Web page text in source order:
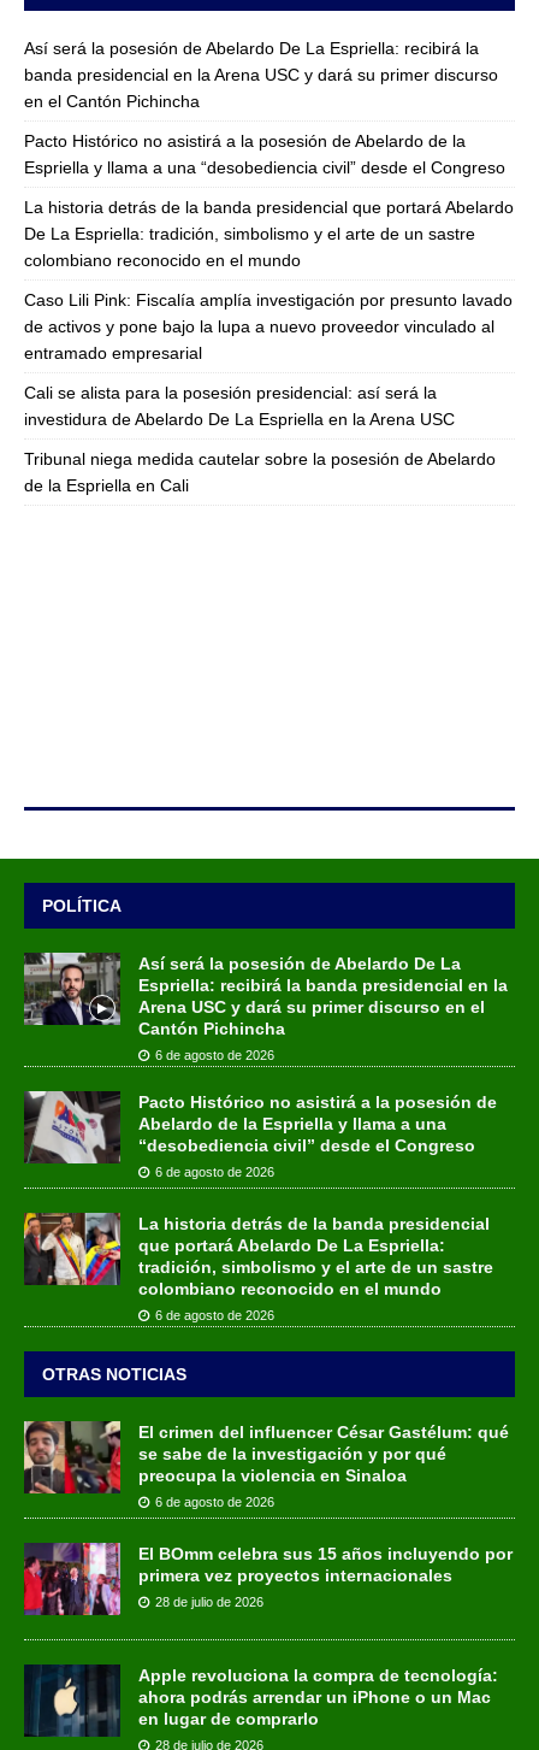
Así será la posesión de Abelardo De La Espriella: recibirá la
banda presidencial en la Arena USC y dará su primer discurso
en el Cantón Pichincha
Pacto Histórico no asistirá a la posesión de Abelardo de la
Espriella y llama a una “desobediencia civil” desde el Congreso
La historia detrás de la banda presidencial que portará Abelardo
De La Espriella: tradición, simbolismo y el arte de un sastre
colombiano reconocido en el mundo
Caso Lili Pink: Fiscalía amplía investigación por presunto lavado
de activos y pone bajo la lupa a nuevo proveedor vinculado al
entramado empresarial
Cali se alista para la posesión presidencial: así será la
investidura de Abelardo De La Espriella en la Arena USC
Tribunal niega medida cautelar sobre la posesión de Abelardo
de la Espriella en Cali
POLÍTICA
Así será la posesión de Abelardo De La
Espriella: recibirá la banda presidencial en la
Arena USC y dará su primer discurso en el
Cantón Pichincha
6 de agosto de 2026
Pacto Histórico no asistirá a la posesión de
Abelardo de la Espriella y llama a una
“desobediencia civil” desde el Congreso
6 de agosto de 2026
La historia detrás de la banda presidencial
que portará Abelardo De La Espriella:
tradición, simbolismo y el arte de un sastre
colombiano reconocido en el mundo
6 de agosto de 2026
OTRAS NOTICIAS
El crimen del influencer César Gastélum: qué
se sabe de la investigación y por qué
preocupa la violencia en Sinaloa
6 de agosto de 2026
El BOmm celebra sus 15 años incluyendo por
primera vez proyectos internacionales
28 de julio de 2026
Apple revoluciona la compra de tecnología:
ahora podrás arrendar un iPhone o un Mac
en lugar de comprarlo
28 de julio de 2026